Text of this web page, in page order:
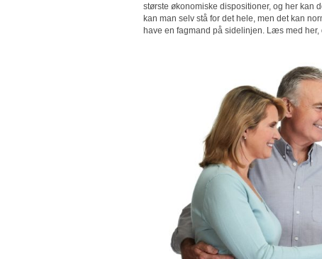
største økonomiske dispositioner, og her kan
kan man selv stå for det hele, men det kan
have en fagmand på sidelinjen. Læs med